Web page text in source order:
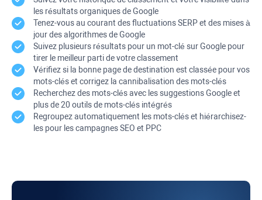
les résultats organiques de Google
Tenez-vous au courant des fluctuations SERP et des mises à
jour des algorithmes de Google
Suivez plusieurs résultats pour un mot-clé sur Google pour
tirer le meilleur parti de votre classement
Vérifiez si la bonne page de destination est classée pour vos
mots-clés et corrigez la cannibalisation des mots-clés
Recherchez des mots-clés avec les suggestions Google et
plus de 20 outils de mots-clés intégrés
Regroupez automatiquement les mots-clés et hiérarchisez-
les pour les campagnes SEO et PPC